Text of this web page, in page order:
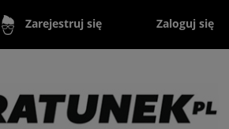
Zarejestruj się Zaloguj się